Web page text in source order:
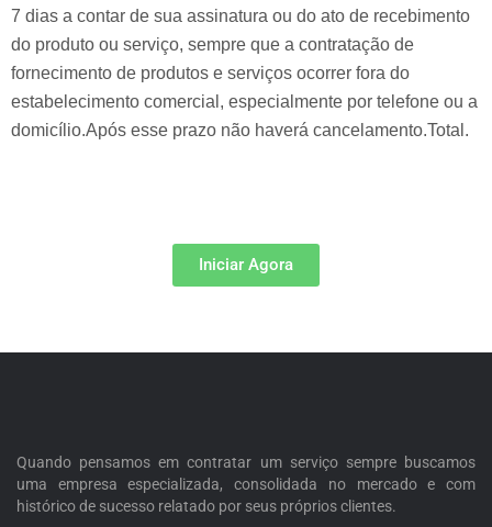
7 dias a contar de sua assinatura ou do ato de recebimento
do produto ou serviço, sempre que a contratação de
fornecimento de produtos e serviços ocorrer fora do
estabelecimento comercial, especialmente por telefone ou a
domicílio.Após esse prazo não haverá cancelamento.Total.
Iniciar Agora
Quando pensamos em contratar um serviço sempre buscamos
uma empresa especializada, consolidada no mercado e com
histórico de sucesso relatado por seus próprios clientes.